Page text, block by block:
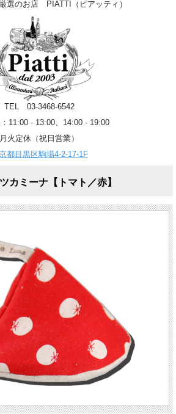
選のお店 PIATTI（ピアッティ）
TEL 03-3468-6542
11:00 - 13:00、14:00 - 19:00
月火定休（祝日営業）
都目黒区駒場4-2-17-1F
ミーナ【トマト／赤】